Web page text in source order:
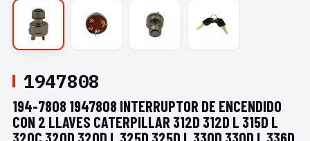
1947808
194-7808 1947808 INTERRUPTOR DE ENCENDIDO
CON 2 LLAVES CATERPILLAR 312D 312D L 315D L